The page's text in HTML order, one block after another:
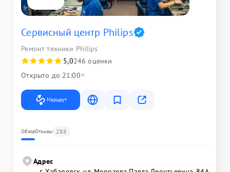
Сервисный центр Philips
Ремонт техники Philips
5,0246 оценки
Открыто до 21:00
Маршрут
ОбзорОтзывы 288
Адрес